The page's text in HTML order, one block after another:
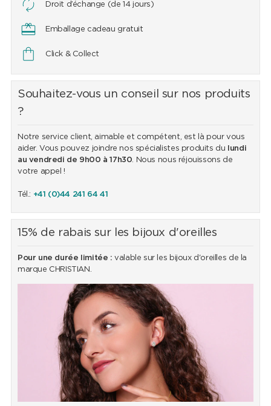
Droit d’échange (de 14 jours)
Emballage cadeau gratuit
Click & Collect
Souhaitez-vous un conseil sur nos produits
?
Notre service client, aimable et compétent, est là pour vous
aider. Vous pouvez joindre nos spécialistes produits du
lundi
au vendredi de 9h00 à 17h30. Nous nous réjouissons de
votre appel !
Tél.: +41 (0)44 241 64 41
15% de rabais sur les bijoux d'oreilles
Pour une durée limitée : valable sur les bijoux d'oreilles de la
marque CHRISTIAN.